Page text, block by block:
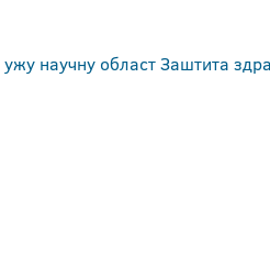
научну област Заштита